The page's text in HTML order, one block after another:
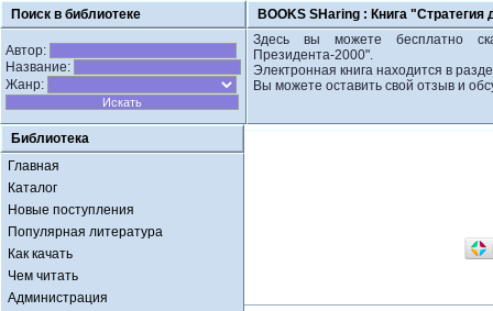
Поиск в библиотеке BOOKS SHaring : Книга
Автор:
Название:
Жанр:
Здесь вы можете бесплатно
Президента-2000".
Электронная книга находится в
Вы можете оставить свой отзыв и
Библиотека
Главная
Каталог
Новые поступления
Популярная литература
Как качать
Чем читать
Администрация